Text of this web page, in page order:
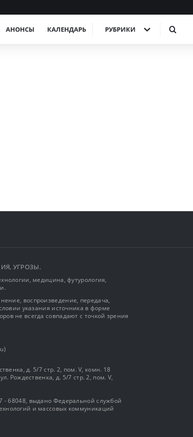
АНОНСЫ КАЛЕНДАРЬ РУБРИКИ
УГРОЗЫ.
медицина, футурология,
воспроизведение, передача,
указания источника в форме
не всегда совпадают с точкой зрения
д. 5/7 стр. 2, пом. V, комн. 18
Рождественка, д. 5/7 стр. 2, пом. V,
68048, выдано Федеральной службой
и массовых коммуникаций